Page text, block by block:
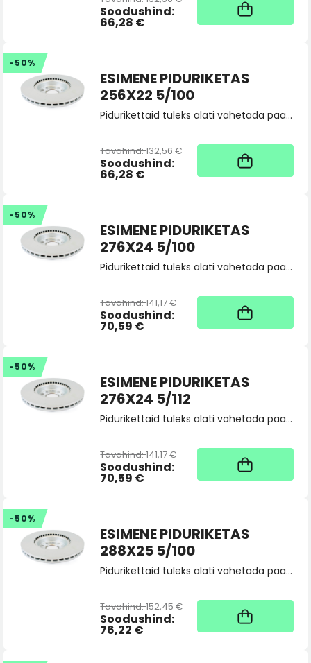
Soodushind:
66,28 €
üldjuhul 4 tööpäeva
-50%
ESIMENE PIDURIKETAS
256X22 5/100
Pidurikettaid tuleks alati vahetada paarina, tellides 2 tk. Vajadusel saatke toote sobivuspäring pood@skoda.ee
Tavahind:132,56 €
Soodushind:
66,28 €
Kaup tootja laos, tarne
üldjuhul 4 tööpäeva
-50%
ESIMENE PIDURIKETAS
276X24 5/100
Pidurikettaid tuleks alati vahetada paarina, tellides 2 tk. Vajadusel saatke toote sobivuspäring pood@skoda.ee
Tavahind:141,17 €
Soodushind:
70,59 €
Kaup tootja laos, tarne
üldjuhul 4 tööpäeva
-50%
ESIMENE PIDURIKETAS
276X24 5/112
Pidurikettaid tuleks alati vahetada paarina, tellides 2 tk. Vajadusel saatke toote sobivuspäring pood@skoda.ee
Tavahind:141,17 €
Soodushind:
70,59 €
Kaup tootja laos, tarne
üldjuhul 4 tööpäeva
-50%
ESIMENE PIDURIKETAS
288X25 5/100
Pidurikettaid tuleks alati vahetada paarina, tellides 2 tk. Vajadusel saatke toote sobivuspäring pood@skoda.ee
Tavahind:152,45 €
Soodushind:
76,22 €
Kaup tootja laos, tarne
üldjuhul 4 tööpäeva